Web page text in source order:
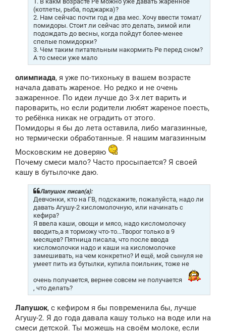
(котлеты, рыба, поджарка)?
2. Нам сейчас почти год и два мес. Хочу ввести томат/
помидоры. Стоит ли сейчас это делать, зимой или
подождать до весны, когда пойдут более-менее
спелые помидорки?
3. Чем таким питательным накормить Ре перед сном?
А то смеси уже мало
олимпиада, я уже по-тихоньку в вашем возрасте
начала давать жареное. Но редко и не очень
зажаренное. По идеи лучше до 3-х лет варить и
пароварить, но если родители любят жареное поесть,
то ребёнка никак не оградить от этого.
Помидоры я бы до лета оставила, либо магазинные,
но термически обработанные. Я нашим магазинным
Московским не доверяю
Почему смеси мало? Часто просыпается? Я своей
кашу в бутылочке даю.
Лапушок писал(а):
Девчонки, кто на ГВ, подскажите, пожалуйста, надо ли
давать Агушу-2 кисломолочную, или начинать с
кефира?
Я ввела каши, овощи и мясо, надо кисломолочку
вводить,а я торможу что-то...Творог только в 9
месяцев? Пятница писала, что после ввода
кисломолочки надо и каши на кисломолочке
замешивать, на чем конкретно? И ещё, мой сынуля не
умеет пить из бутылки, купила поильник, тоже не
очень получается, вернее совсем не получается
, что делать?
Лапушок, с кефиром я бы повременила бы, лучше
Агушу-2. Я до года давала кашу только на воде или на
смеси детской. Ты можешь на своём молоке, если